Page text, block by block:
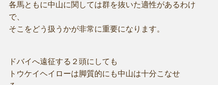
各馬ともに中山に関しては群を抜いた適性があるわけ
で、
そこをどう扱うかが非常に重要になります。
ドバイへ遠征する２頭にしても
トウケイヘイローは脚質的にも中山は十分こなせ